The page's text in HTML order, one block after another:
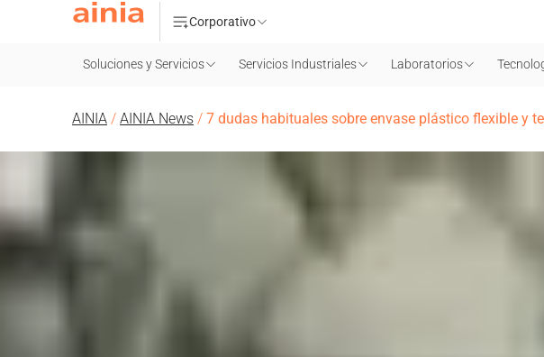
Corporativo
Soluciones y Servicios Servicios Industriales Laboratorios
AINIA / AINIA News / 7 dudas habituales sobre envase plástico flexible y